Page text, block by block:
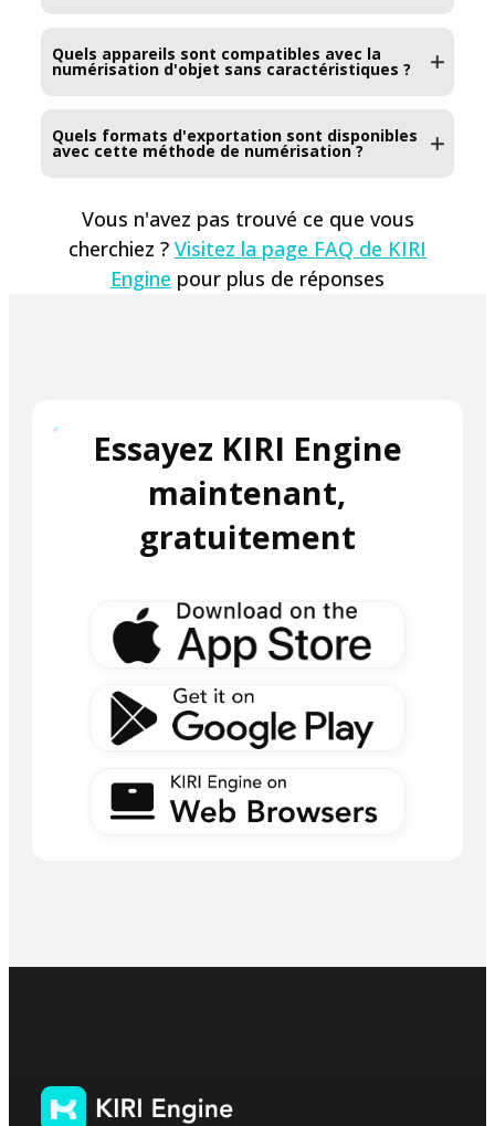
Quels appareils sont compatibles avec la
numérisation d'objet sans caractéristiques ?
Quels formats d'exportation sont disponibles
avec cette méthode de numérisation ?
Vous n'avez pas trouvé ce que vous
cherchiez ? Visitez la page FAQ de KIRI
Engine pour plus de réponses
Essayez KIRI Engine
maintenant,
gratuitement